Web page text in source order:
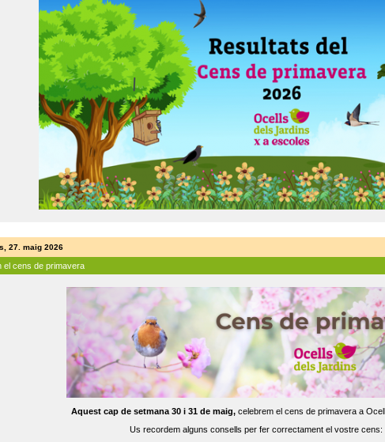
27. maig 2026
el cens de primavera
Aquest cap de setmana 30 i 31 de maig,celebrem el cens de primavera a
Us recordem alguns consells per fer correctament el vostre cens: